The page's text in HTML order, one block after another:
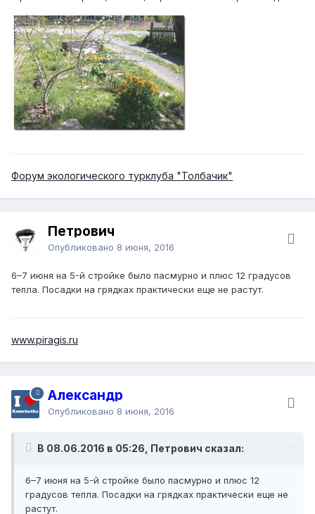
Форум экологического турклуба "Толбачик"
Петрович
Опубликовано 8 июня, 2016
6–7 июня на 5-й стройке было пасмурно и плюс 12 градусов
тепла. Посадки на грядках практически еще не растут.
www.piragis.ru
Александр
Опубликовано 8 июня, 2016
В 08.06.2016 в 05:26, Петрович сказал:
6–7 июня на 5-й стройке было пасмурно и плюс 12
градусов тепла. Посадки на грядках практически еще не
растут.